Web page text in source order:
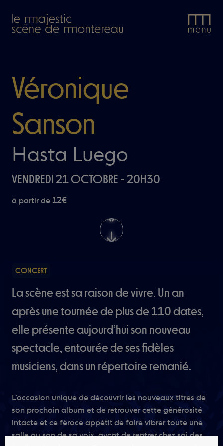
Véronique
Sanson
Hasta Luego
VENDREDI 21 OCTOBRE - 20H30
à partir de 12€
CONCERT
La scène est sa raison de vivre. Un an
après une tournée de plus de 110 dates,
elle présente aujourd’hui son nouveau
spectacle, entourée de ses fidèles
musiciens, dans un répertoire remanié.
L’occasion unique de découvrir les nouveaux titres de
son prochain album et de retrouver cette générosité
intacte et ce féroce appétit de faire vibrer toute une
salle au son de sa voix, avant de rentrer chez soi des